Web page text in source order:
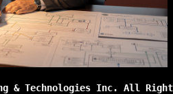
& Technologies Inc. All